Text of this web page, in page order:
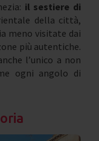
il sestiere di
della città,
meno visitate dai
più autentiche.
l’unico a non
ogni angolo di